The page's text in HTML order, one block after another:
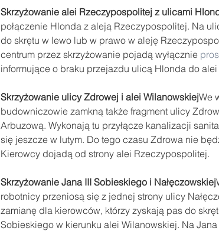
Skrzyżowanie alei Rzeczypospolitej z ulicami
połączenie Hlonda z aleją Rzeczypospolitej. Na
do skrętu w lewo lub w prawo w aleję
centrum przez skrzyżowanie pojadą wyłącznie
informujące o braku przejazdu ulicą Hlonda do
Skrzyżowanie ulicy Zdrowej i alei WilanowskiejWe
budowniczowie zamkną także fragment ulicy
Arbuzową. Wykonają tu przyłącze kanalizacji
się jeszcze w lutym. Do tego czasu Zdrowa nie
Kierowcy dojadą od strony alei Rzeczypospolitej.
Skrzyżowanie Jana III Sobieskiego i Nałęczowskiej
robotnicy przeniosą się z jednej strony ulicy
zamianę dla kierowców, którzy zyskają pas do
Sobieskiego w kierunku alei Wilanowskiej. Na